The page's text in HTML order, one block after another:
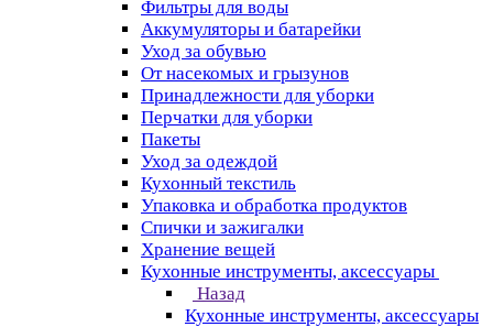
Фильтры для воды
Аккумуляторы и батарейки
Уход за обувью
От насекомых и грызунов
Принадлежности для уборки
Перчатки для уборки
Пакеты
Уход за одеждой
Кухонный текстиль
Упаковка и обработка продуктов
Спички и зажигалки
Хранение вещей
Кухонные инструменты, аксессуары
Назад
Кухонные инструменты, аксессуары